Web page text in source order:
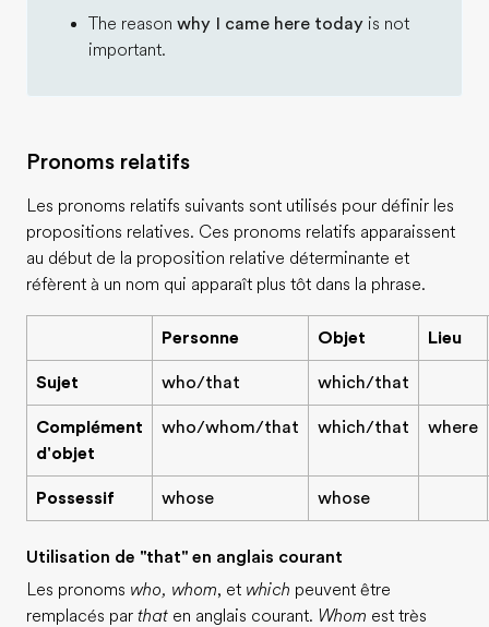
The reason why I came here today is not
important.
Pronoms relatifs
Les pronoms relatifs suivants sont utilisés pour définir les
propositions relatives. Ces pronoms relatifs apparaissent
au début de la proposition relative déterminante et
réfèrent à un nom qui apparaît plus tôt dans la phrase.
Personne Objet Lieu
Sujet who/that which/that
Complément
d'objet
who/whom/that which/that where
Possessif whose whose
Utilisation de "that" en anglais courant
Les pronoms who, whom, et which peuvent être
remplacés par that en anglais courant. Whom est très